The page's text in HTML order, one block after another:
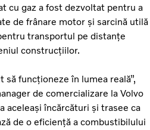
cu gaz a fost dezvoltat pentru a
de frânare motor și sarcină utilă
transportul pe distanțe
construcțiilor.
funcționeze în lumea reală”,
de comercializare la Volvo
aceleași încărcături și trasee ca
de o eficiență a combustibilului